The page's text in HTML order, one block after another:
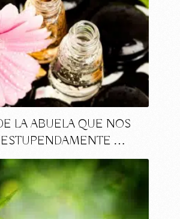
LA ABUELA QUE NOS
…